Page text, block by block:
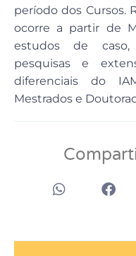
período dos Cursos.
ocorre a partir de
estudos de caso,
pesquisas e
diferenciais do
Mestrados e